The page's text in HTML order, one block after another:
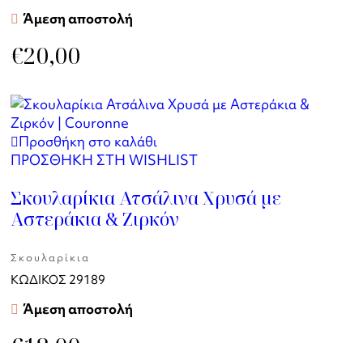
Άμεση αποστολή
€20,00
Προσθήκη στο καλάθι
ΠΡΟΣΘΗΚΗ ΣΤΗ WISHLIST
Σκουλαρίκια Ατσάλινα Χρυσά με
Αστεράκια & Ζιρκόν
Σκουλαρίκια
ΚΩΔΙΚΟΣ 29189
Άμεση αποστολή